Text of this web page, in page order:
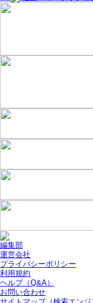
編集部
運営会社
プライバシーポリシー
利用規約
ヘルプ（Q&A）
お問い合わせ